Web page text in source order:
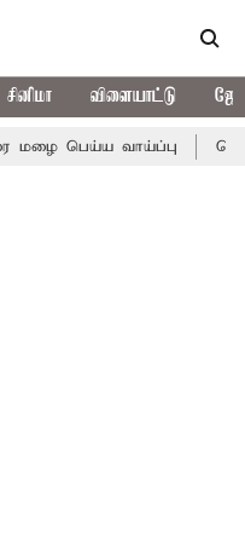
சினிமா விளையாட்டு
வாய்ப்பு கொரிய